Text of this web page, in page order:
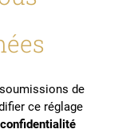
de
ce réglage